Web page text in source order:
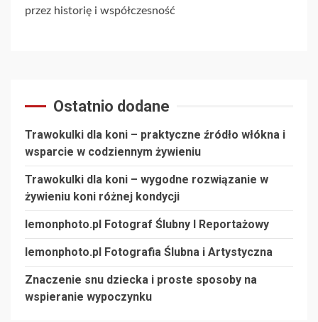
przez historię i współczesność
Ostatnio dodane
Trawokulki dla koni – praktyczne źródło włókna i
wsparcie w codziennym żywieniu
Trawokulki dla koni – wygodne rozwiązanie w
żywieniu koni różnej kondycji
lemonphoto.pl Fotograf Ślubny I Reportażowy
lemonphoto.pl Fotografia Ślubna i Artystyczna
Znaczenie snu dziecka i proste sposoby na
wspieranie wypoczynku